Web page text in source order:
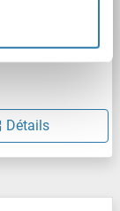
(E. coli)
Détails